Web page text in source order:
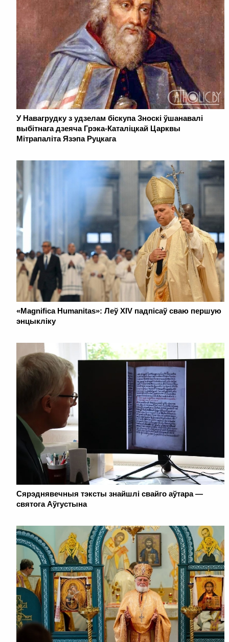
У Навагрудку з удзелам біскупа Зноскі ўшанавалі
выбітнага дзеяча Грэка-Каталіцкай Царквы
Мітрапаліта Язэпа Руцкага
«Magnifica Humanitas»: Леў XIV падпісаў сваю першую
энцыкліку
Сярэднявечныя тэксты знайшлі свайго аўтара —
святога Аўгустына